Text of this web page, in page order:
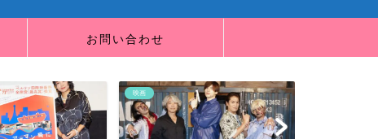
お問い合わせ
映画